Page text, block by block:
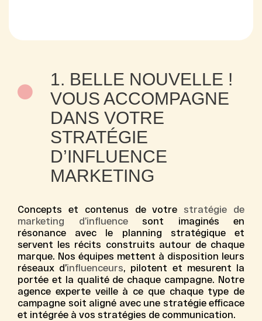
1. BELLE NOUVELLE !
VOUS ACCOMPAGNE
DANS VOTRE
STRATÉGIE
D’INFLUENCE
MARKETING
Concepts et contenus de votre stratégie de
marketing d’influencesont imaginés en
résonance avec le planning stratégique et
servent les récits construits autour de chaque
marque. Nos équipes mettent à disposition leurs
réseaux d’influenceurs, pilotent et mesurent la
portée et la qualité de chaque campagne. Notre
agence experteveille à ce que chaque type de
campagne soit aligné avec une stratégie efficace
et intégrée à vos stratégies de communication.